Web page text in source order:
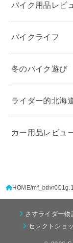
バイク用品レビ
バイクライフ
冬のバイク遊び
ライダー的北海
カー用品レビュ
HOME mf_bdvr001g.1
さすライダー物
セレクトショ